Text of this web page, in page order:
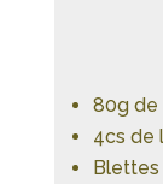
80g de
4cs de